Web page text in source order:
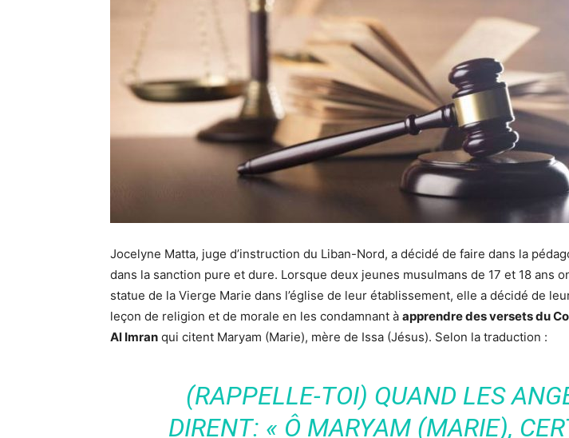
Jocelyne Matta, juge d’instruction du Liban-Nord, a décidé de faire dans la
dans la sanction pure et dure. Lorsque deux jeunes musulmans de 17 et 18 ans
statue de la Vierge Marie dans l’église de leur établissement, elle a décidé de
leçon de religion et de morale en les condamnant à apprendre des versets du
Al Imran qui citent Maryam (Marie), mère de Issa (Jésus). Selon la traduction :
(RAPPELLE-TOI) QUAND LES
DIRENT: « Ô MARYAM (MARIE),